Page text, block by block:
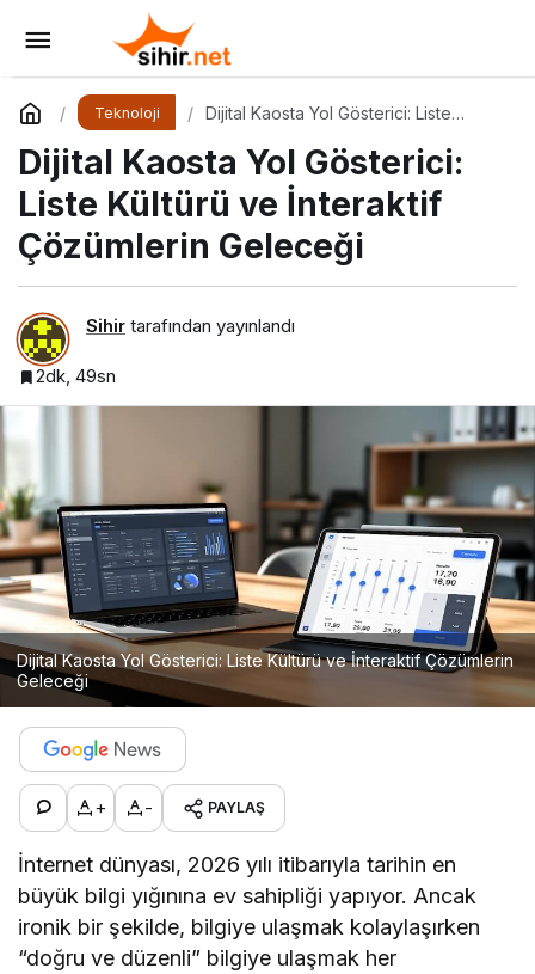
Teknoloji
Dijital Kaosta Yol Gösterici: Liste
Geleceği
Dijital Kaosta Yol Gösterici:
Liste Kültürü ve İnteraktif
Çözümlerin Geleceği
Sihir tarafından yayınlandı
2dk, 49sn
Dijital Kaosta Yol Gösterici: Liste Kültürü ve İnteraktif Çözümlerin
Geleceği
+ - PAYLAŞ
İnternet dünyası, 2026 yılı itibarıyla tarihin en
büyük bilgi yığınına ev sahipliği yapıyor. Ancak
ironik bir şekilde, bilgiye ulaşmak kolaylaşırken
“doğru ve düzenli” bilgiye ulaşmak her
OpenAI ve Anthropic Halka Açılıyor,
Kazanan Kim?
Yorum Yap